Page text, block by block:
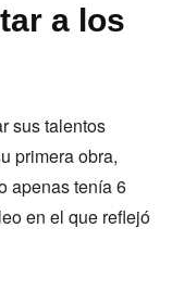
a los
sus talentos
primera obra,
apenas tenía 6
en el que reflejó